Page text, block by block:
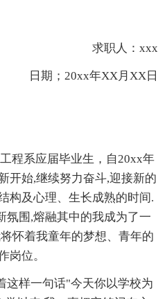
求职人：xxx
日期；20xx年XX月XX日
程系应届毕业生，自20xx年
开始,继续努力奋斗,迎接新的
构及心理、生长成熟的时间.
氛围,熔融其中的我成为了一
怀着我童年的梦想、青年的
岗位。
这样一句话"今天你以学校为